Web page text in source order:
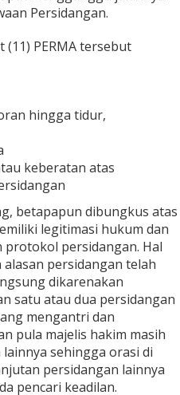
Persidangan.
(11) PERMA tersebut
hingga tidur,
keberatan atas
betapapun dibungkus atas
legitimasi hukum dan
persidangan. Hal
persidangan telah
dikarenakan
satu atau dua persidangan
mengantri dan
pula majelis hakim masih
sehingga orasi di
persidangan lainnya
pencari keadilan.